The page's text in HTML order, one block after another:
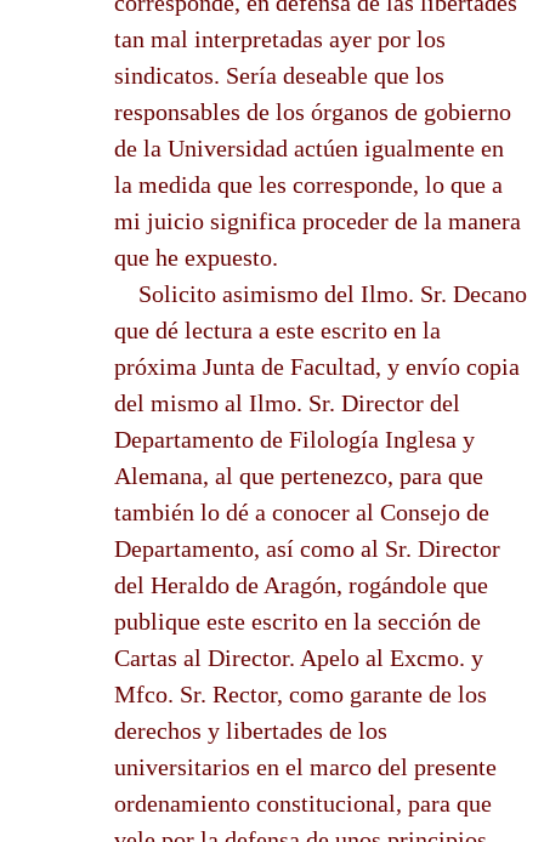
tan mal interpretadas ayer por los
sindicatos. Sería deseable que los
responsables de los órganos de gobierno
de la Universidad actúen igualmente en
la medida que les corresponde, lo que a
mi juicio significa proceder de la manera
que he expuesto.
Solicito asimismo del Ilmo. Sr. Decano
que dé lectura a este escrito en la
próxima Junta de Facultad, y envío copia
del mismo al Ilmo. Sr. Director del
Departamento de Filología Inglesa y
Alemana, al que pertenezco, para que
también lo dé a conocer al Consejo de
Departamento, así como al Sr. Director
del Heraldo de Aragón, rogándole que
publique este escrito en la sección de
Cartas al Director. Apelo al Excmo. y
Mfco. Sr. Rector, como garante de los
derechos y libertades de los
universitarios en el marco del presente
ordenamiento constitucional, para que